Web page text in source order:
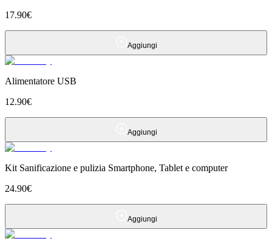
17.90€
Aggiungi
Alimentatore USB
12.90€
Aggiungi
Kit Sanificazione e pulizia Smartphone, Tablet e computer
24.90€
Aggiungi